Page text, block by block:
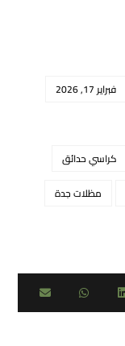
فبراير 17, 2026
كراسي حدائق
مظلات جدة